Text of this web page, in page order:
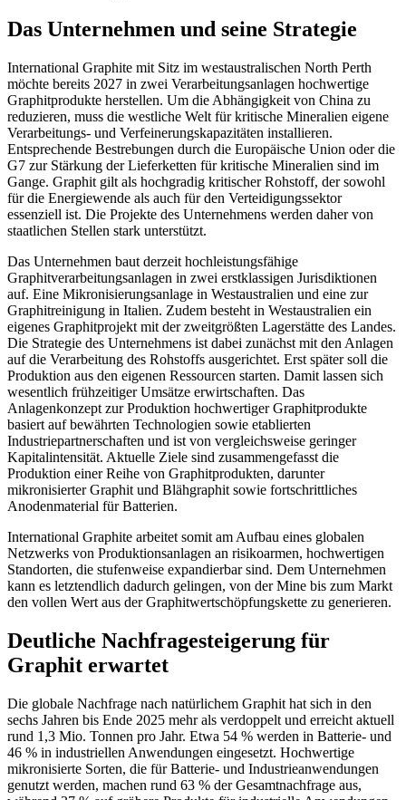
Das Unternehmen und seine Strategie
International Graphite mit Sitz im westaustralischen North Perth
möchte bereits 2027 in zwei Verarbeitungsanlagen hochwertige
Graphitprodukte herstellen. Um die Abhängigkeit von China zu
reduzieren, muss die westliche Welt für kritische Mineralien eigene
Verarbeitungs- und Verfeinerungskapazitäten installieren.
Entsprechende Bestrebungen durch die Europäische Union oder die
G7 zur Stärkung der Lieferketten für kritische Mineralien sind im
Gange. Graphit gilt als hochgradig kritischer Rohstoff, der sowohl
für die Energiewende als auch für den Verteidigungssektor
essenziell ist. Die Projekte des Unternehmens werden daher von
staatlichen Stellen stark unterstützt.
Das Unternehmen baut derzeit hochleistungsfähige
Graphitverarbeitungsanlagen in zwei erstklassigen Jurisdiktionen
auf. Eine Mikronisierungsanlage in Westaustralien und eine zur
Graphitreinigung in Italien. Zudem besteht in Westaustralien ein
eigenes Graphitprojekt mit der zweitgrößten Lagerstätte des Landes.
Die Strategie des Unternehmens ist dabei zunächst mit den Anlagen
auf die Verarbeitung des Rohstoffs ausgerichtet. Erst später soll die
Produktion aus den eigenen Ressourcen starten. Damit lassen sich
wesentlich frühzeitiger Umsätze erwirtschaften. Das
Anlagenkonzept zur Produktion hochwertiger Graphitprodukte
basiert auf bewährten Technologien sowie etablierten
Industriepartnerschaften und ist von vergleichsweise geringer
Kapitalintensität. Aktuelle Ziele sind zusammengefasst die
Produktion einer Reihe von Graphitprodukten, darunter
mikronisierter Graphit und Blähgraphit sowie fortschrittliches
Anodenmaterial für Batterien.
International Graphite arbeitet somit am Aufbau eines globalen
Netzwerks von Produktionsanlagen an risikoarmen, hochwertigen
Standorten, die stufenweise expandierbar sind. Dem Unternehmen
kann es letztendlich dadurch gelingen, von der Mine bis zum Markt
den vollen Wert aus der Graphitwertschöpfungskette zu generieren.
Deutliche Nachfragesteigerung für
Graphit erwartet
Die globale Nachfrage nach natürlichem Graphit hat sich in den
sechs Jahren bis Ende 2025 mehr als verdoppelt und erreicht aktuell
rund 1,3 Mio. Tonnen pro Jahr. Etwa 54 % werden in Batterie- und
46 % in industriellen Anwendungen eingesetzt. Hochwertige
mikronisierte Sorten, die für Batterie- und Industrieanwendungen
genutzt werden, machen rund 63 % der Gesamtnachfrage aus,